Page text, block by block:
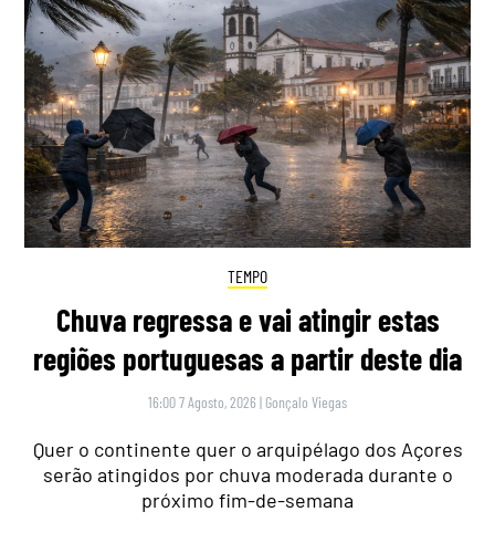
TEMPO
Chuva regressa e vai atingir estas
regiões portuguesas a partir deste dia
16:00 7 Agosto, 2026 | Gonçalo Viegas
Quer o continente quer o arquipélago dos Açores
serão atingidos por chuva moderada durante o
próximo fim-de-semana